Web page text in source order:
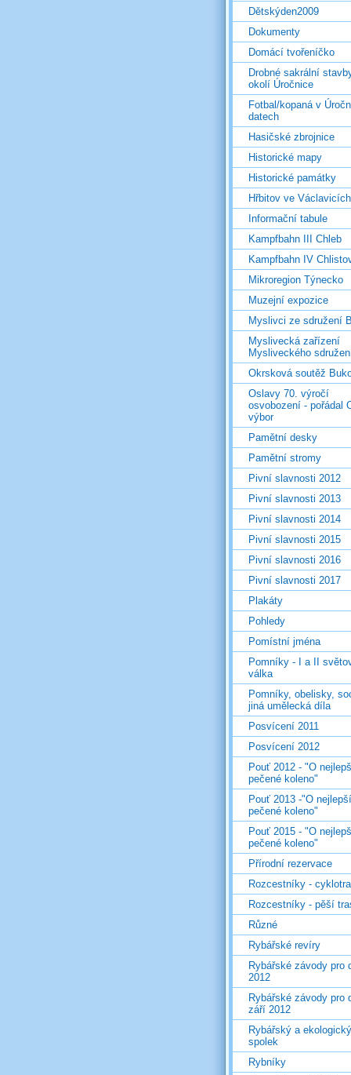
Dětskýden2009
Dokumenty
Domácí tvořeníčko
Drobné sakrální
okolí Úročnice
Fotbal/kopaná v
datech
Hasičské zbrojnice
Historické mapy
Historické památky
Hřbitov ve Václavicích
Informační tabule
Kampfbahn III Chleb
Kampfbahn IV
Mikroregion Týnecko
Muzejní expozice
Myslivci ze sdružení
Myslivecká zařízení
Mysliveckého
Okrsková soutěž
Oslavy 70. výročí
osvobození - pořádal
výbor
Pamětní desky
Pamětní stromy
Pivní slavnosti 2012
Pivní slavnosti 2013
Pivní slavnosti 2014
Pivní slavnosti 2015
Pivní slavnosti 2016
Pivní slavnosti 2017
Plakáty
Pohledy
Pomístní jména
Pomníky - I a II
válka
Pomníky, obelisky,
jiná umělecká díla
Posvícení 2011
Posvícení 2012
Pouť 2012 - "O
pečené koleno"
Pouť 2013 -"O nejlepší
pečené koleno"
Pouť 2015 - "O
pečené koleno"
Přírodní rezervace
Rozcestníky -
Rozcestníky - pěší
Různé
Rybářské revíry
Rybářské závody pro
2012
Rybářské závody pro
září 2012
Rybářský a ekologický
spolek
Rybníky